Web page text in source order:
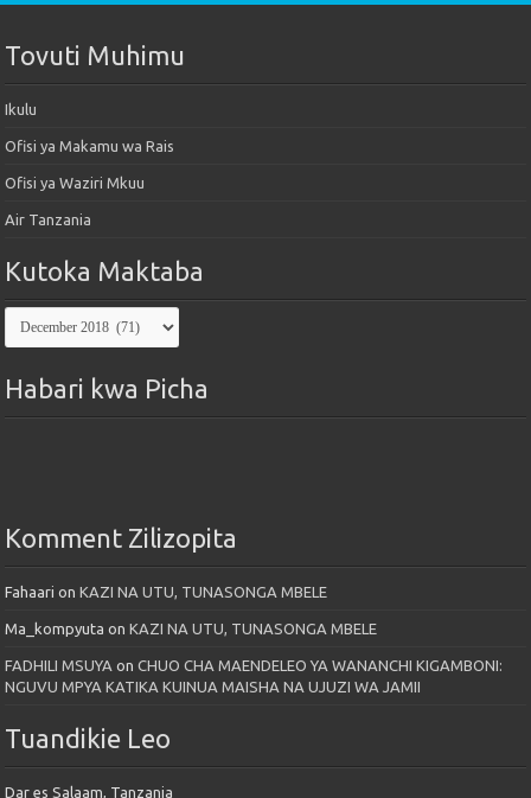
Tovuti Muhimu
Ikulu
Ofisi ya Makamu wa Rais
Ofisi ya Waziri Mkuu
Air Tanzania
Kutoka Maktaba
Kutoka
Maktaba
Habari kwa Picha
Komment Zilizopita
Fahaari onKAZI NA UTU, TUNASONGA MBELE
Ma_kompyuta onKAZI NA UTU, TUNASONGA MBELE
FADHILI MSUYA onCHUO CHA MAENDELEO YA WANANCHI KIGAMBONI:
NGUVU MPYA KATIKA KUINUA MAISHA NA UJUZI WA JAMII
Tuandikie Leo
Dar es Salaam, Tanzania